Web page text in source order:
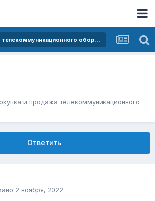
Покупка и продажа телекоммуникационного оборудования
и продажа телекоммуникационного
Ответить
2 ноября, 2022